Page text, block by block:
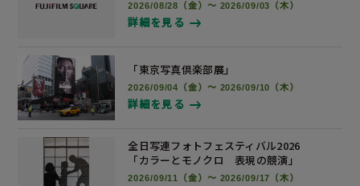
2026/08/28（金）～ 2026/09/03（木）
詳細を見る
「東京写真倶楽部展」
2026/09/04（金）～ 2026/09/10（木）
詳細を見る
全日写連フォトフェスティバル2026
「カラーとモノクロ 表現の競演」
2026/09/11（金）～ 2026/09/17（木）